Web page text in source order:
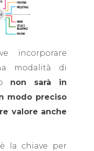
incorporare
modalità di
non sarà in
modo preciso
valore anche
la chiave per